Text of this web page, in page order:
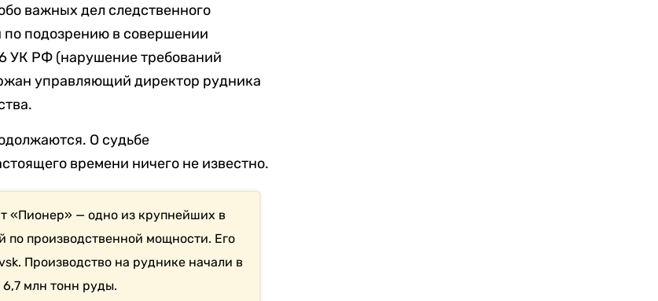
важных дел следственного
подозрению в совершении
УК РФ (нарушение требований
управляющий директор рудника
О судьбе
времени ничего не известно.
«Пионер» — одно из крупнейших в
производственной мощности. Его
Производство на руднике начали в
млн тонн руды.